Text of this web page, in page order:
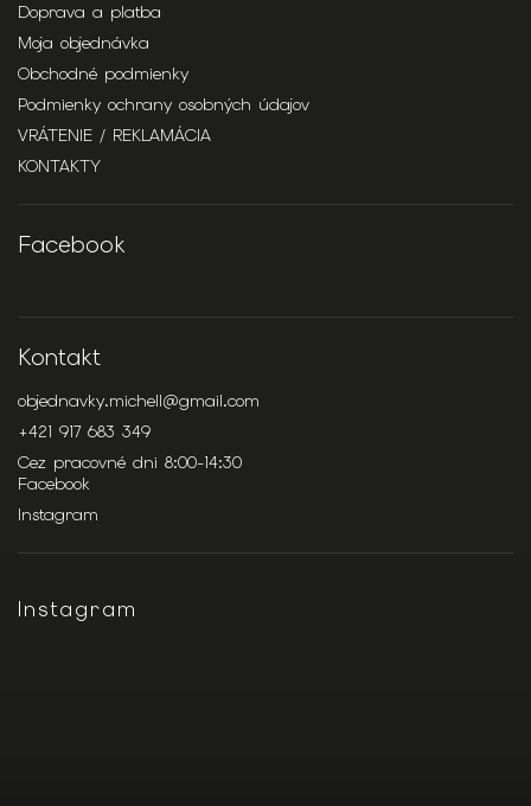
Doprava a platba
Moja objednávka
Obchodné podmienky
Podmienky ochrany osobných údajov
VRÁTENIE / REKLAMÁCIA
KONTAKTY
Facebook
Kontakt
objednavky.michell@gmail.com
+421 917 683 349
Cez pracovné dni 8:00-14:30
Facebook
Instagram
Instagram